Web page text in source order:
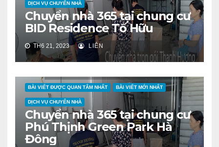
DỊCH VỤ CHUYỂN NHÀ
Chuyển nhà 365 tại chung cư
BID Residence Tố Hữu
TH6 21, 2023 LIÊN
BÀI VIẾT ĐƯỢC QUAN TÂM NHẤT BÀI VIẾT MỚI NHẤT
DỊCH VỤ CHUYỂN NHÀ
Chuyển nhà 365 tại chung cư
Phú Thịnh Green Park Hà
Đông